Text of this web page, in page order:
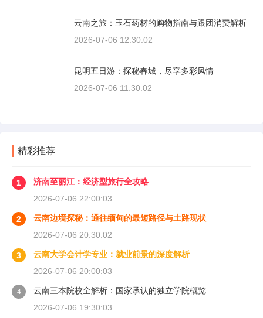
云南之旅：玉石药材的购物指南与跟团消费解析
2026-07-06 12:30:02
昆明五日游：探秘春城，尽享多彩风情
2026-07-06 11:30:02
精彩推荐
1
济南至丽江：经济型旅行全攻略
2026-07-06 22:00:03
2
云南边境探秘：通往缅甸的最短路径与土路现状
2026-07-06 20:30:02
3
云南大学会计学专业：就业前景的深度解析
2026-07-06 20:00:03
4
云南三本院校全解析：国家承认的独立学院概览
2026-07-06 19:30:03